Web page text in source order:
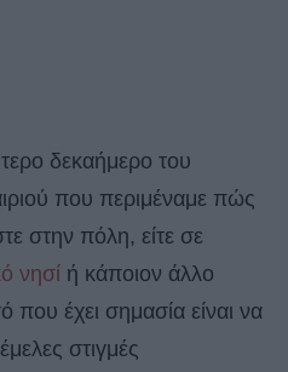
δεκαήμερο του
που περιμέναμε πώς
στην πόλη, είτε σε
νησί ή κάποιον άλλο
έχει σημασία είναι να
στιγμές